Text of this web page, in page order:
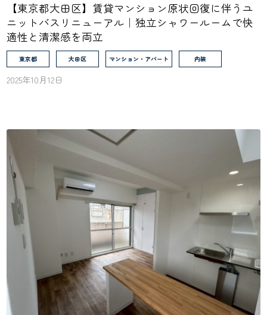
【東京都大田区】賃貸マンション原状回復に伴うユ
ニットバスリニューアル｜独立シャワールームで快
適性と清潔感を両立
東京都 大田区 マンション・アパート 内装
2025年10月12日